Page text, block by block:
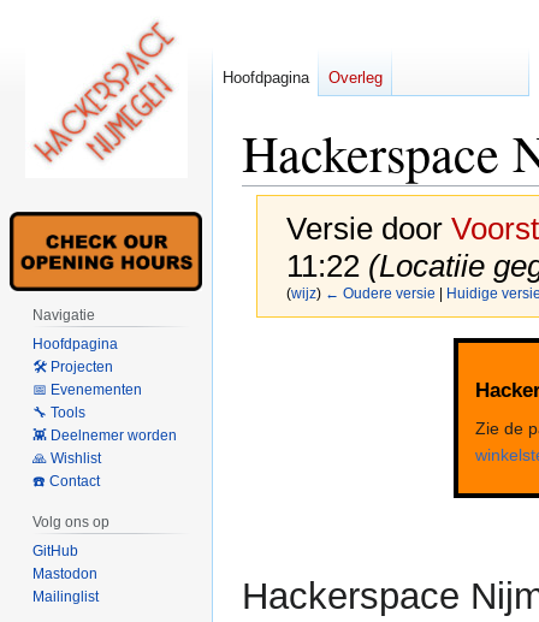
Hackerspace
Versie door
11:22 (Locatiie
(wijz) ← Oudere versie Huidige
Zie de
Hackerspace
Hoofdpagina Overleg
Navigatie
Hoofdpagina
🛠 Projecten
📅 Evenementen
🔧 Tools
👾 Deelnemer worden
🙏 Wishlist
☎️ Contact
Volg ons op
GitHub
Mastodon
Mailinglist